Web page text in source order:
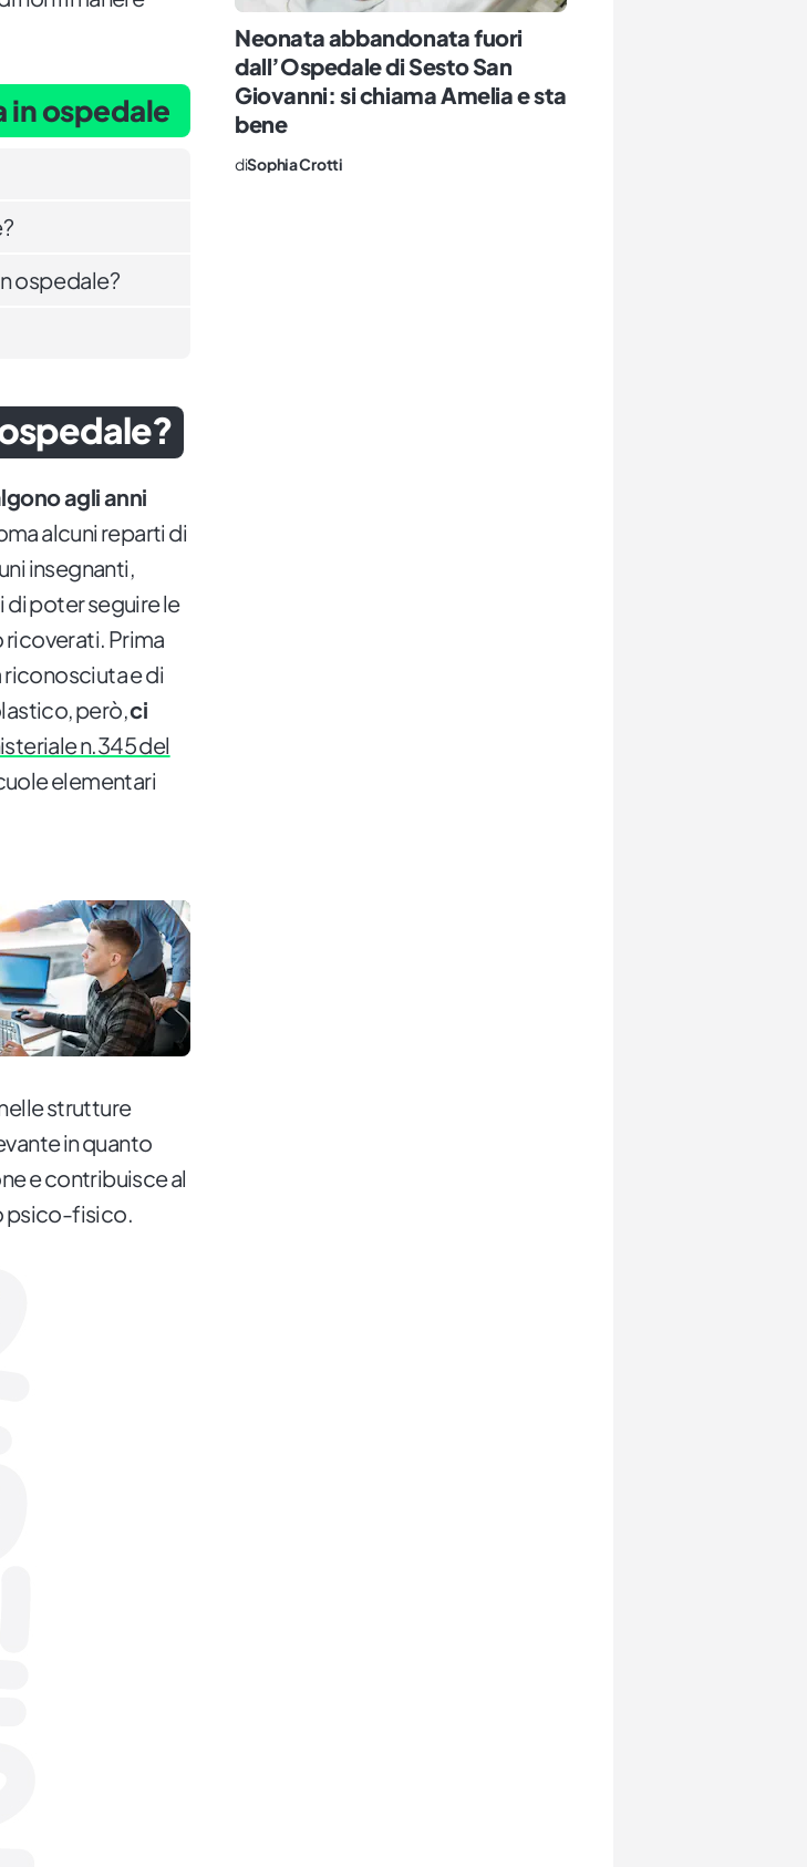
in ospedale
ospedale?
agli anni
alcuni reparti di
insegnanti,
di poter seguire le
ricoverati. Prima
riconosciuta e di
però,ci
n.345 del
elementari
strutture
in quanto
e contribuisce al
psico-fisico.
Neonata abbandonata fuori
dall’Ospedale di Sesto San
Giovanni: si chiama Amelia e sta
bene
diSophia Crotti